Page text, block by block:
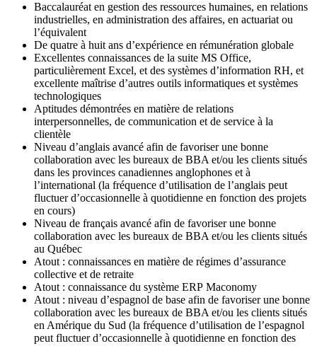
Baccalauréat en gestion des ressources humaines, en relations
industrielles, en administration des affaires, en actuariat ou
l’équivalent
De quatre à huit ans d’expérience en rémunération globale
Excellentes connaissances de la suite MS Office,
particulièrement Excel, et des systèmes d’information RH, et
excellente maîtrise d’autres outils informatiques et systèmes
technologiques
Aptitudes démontrées en matière de relations
interpersonnelles, de communication et de service à la
clientèle
Niveau d’anglais avancé afin de favoriser une bonne
collaboration avec les bureaux de BBA et/ou les clients situés
dans les provinces canadiennes anglophones et à
l’international (la fréquence d’utilisation de l’anglais peut
fluctuer d’occasionnelle à quotidienne en fonction des projets
en cours)
Niveau de français avancé afin de favoriser une bonne
collaboration avec les bureaux de BBA et/ou les clients situés
au Québec
Atout : connaissances en matière de régimes d’assurance
collective et de retraite
Atout : connaissance du système ERP Maconomy
Atout : niveau d’espagnol de base afin de favoriser une bonne
collaboration avec les bureaux de BBA et/ou les clients situés
en Amérique du Sud (la fréquence d’utilisation de l’espagnol
peut fluctuer d’occasionnelle à quotidienne en fonction des